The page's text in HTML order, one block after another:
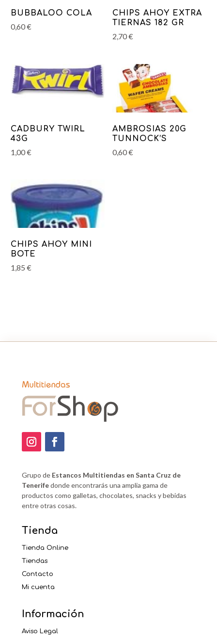
BUBBALOO COLA
0,60€
CHIPS AHOY EXTRA
TIERNAS 182 GR
2,70€
CADBURY TWIRL
43G
1,00€
AMBROSIAS 20G
TUNNOCK’S
0,60€
CHIPS AHOY MINI
BOTE
1,85€
Grupo de Estancos Multitiendas en Santa Cruz de
Tenerifedonde encontrarás una amplia gama de
productos como galletas, chocolates, snacks y bebidas
entre otras cosas.
Tienda
Tienda Online
Tiendas
Contacto
Mi cuenta
Información
Aviso Legal